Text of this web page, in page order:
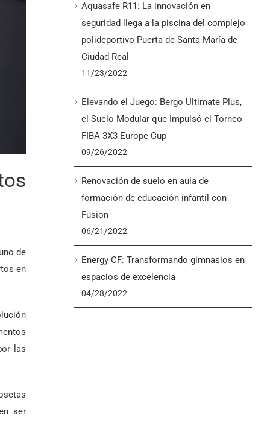
de
en
las
ser
Aquasafe R11: La innovación en
seguridad llega a la piscina del complejo
polideportivo Puerta de Santa María de
Ciudad Real
11/23/2022
Elevando el Juego: Bergo Ultimate Plus,
el Suelo Modular que Impulsó el Torneo
FIBA 3X3 Europe Cup
09/26/2022
Renovación de suelo en aula de
formación de educación infantil con
Fusion
06/21/2022
Energy CF: Transformando gimnasios en
espacios de excelencia
04/28/2022